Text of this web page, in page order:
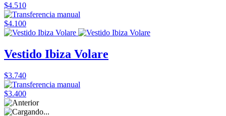
$4.510
$4.100
Vestido Ibiza Volare
$3.740
$3.400